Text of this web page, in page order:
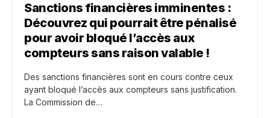
Sanctions financières imminentes :
Découvrez qui pourrait être pénalisé
pour avoir bloqué l’accès aux
compteurs sans raison valable !
Des sanctions financières sont en cours contre ceux
ayant bloqué l’accès aux compteurs sans justification.
La Commission de…